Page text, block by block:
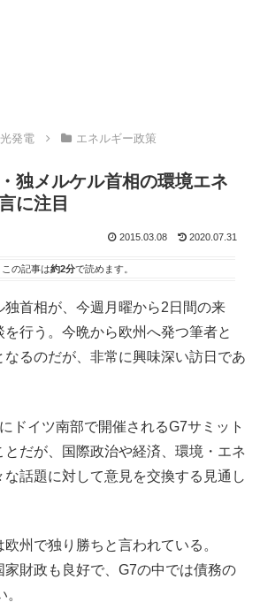
発電 エネルギー政策
独メルケル首相の環境エネ
に注目
2015.03.08 2020.07.31
この記事は約2分で読めます。
独首相が、今週月曜から2日間の来
を行う。今晩から欧州へ発つ筆者と
なるのだが、非常に興味深い訪日であ
ドイツ南部で開催されるG7サミット
だが、国際政治や経済、環境・エネ
な話題に対して意見を交換する見通し
欧州で独り勝ちと言われている。
家財政も良好で、G7の中では債務の